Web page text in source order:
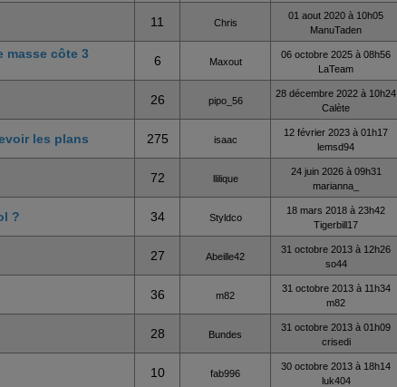
11 Chris
01 aout 2020 à 10h05
ManuTaden
masse côte 3
6 Maxout
06 octobre 2025 à 08h56
LaTeam
26 pipo_56
28 décembre 2022 à 10h24
Calète
les plans 275 isaac
12 février 2023 à 01h17
lemsd94
72 llilique
24 juin 2026 à 09h31
marianna_
? 34 Styldco
18 mars 2018 à 23h42
Tigerbill17
27 Abeille42
31 octobre 2013 à 12h26
so44
36 m82
31 octobre 2013 à 11h34
m82
28 Bundes
31 octobre 2013 à 01h09
crisedi
10 fab996
30 octobre 2013 à 18h14
luk404